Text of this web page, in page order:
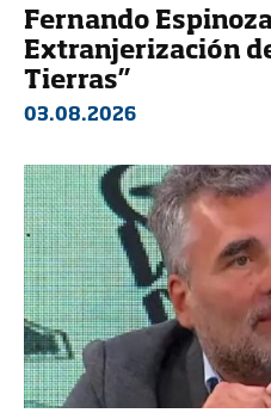
Fernando
Extranjerización
Tierras”
03.08.2026